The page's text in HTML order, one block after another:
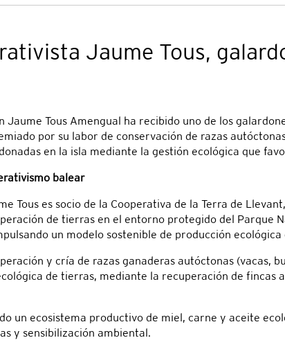
Jaume Tous,
Tous Amengual ha recibido uno de los
por su labor de conservación de razas
en la isla mediante la gestión ecológica que
balear
Tous es socio de la Cooperativa de la Terra de
de tierras en el entorno protegido del Parque
un modelo sostenible de producción
y cría de razas ganaderas autóctonas (vacas,
de tierras, mediante la recuperación de fincas
un ecosistema productivo de miel, carne y aceite
y sensibilización ambiental.